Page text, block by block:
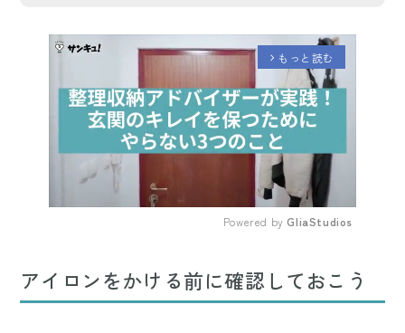
arrow_forward_ios もっと読む
Powered by GliaStudios
アイロンをかける前に確認しておこう